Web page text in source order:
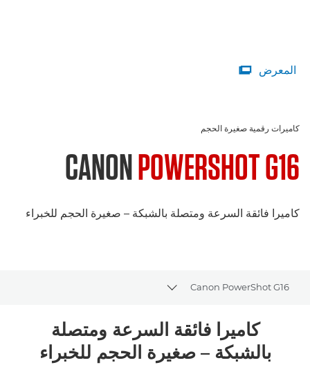
المعرض 
كاميرات رقمية صغيرة الحجم
CANONPOWERSHOT G16
كاميرا فائقة السرعة ومتصلة بالشبكة – صغيرة الحجم للخبراء
Canon PowerShot G16
Toggle breadcrumbs
نظرة عامة
المواصفات
كاميرا فائقة السرعة ومتصلة
بالشبكة – صغيرة الحجم للخبراء